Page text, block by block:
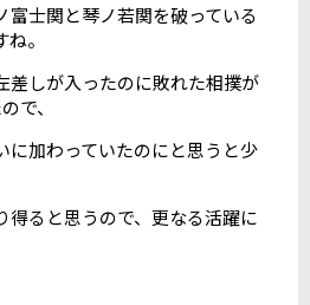
富士関と琴ノ若関を破っている
。
差しが入ったのに敗れた相撲が
で、
に加わっていたのにと思うと少
得ると思うので、更なる活躍に